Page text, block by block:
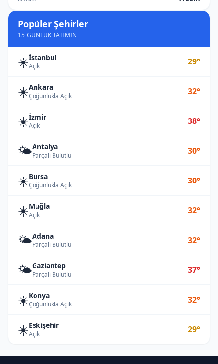
Popüler Şehirler
15 GÜNLÜK TAHMIN
☀️İstanbul
Açık 29°
☀️Ankara
Çoğunlukla Açık 32°
☀️İzmir
Açık 38°
🌤️Antalya
Parçalı Bulutlu 30°
☀️Bursa
Çoğunlukla Açık 30°
☀️Muğla
Açık 32°
🌤️Adana
Parçalı Bulutlu 32°
🌤️Gaziantep
Parçalı Bulutlu 37°
☀️Konya
Çoğunlukla Açık 32°
☀️Eskişehir
Açık 29°